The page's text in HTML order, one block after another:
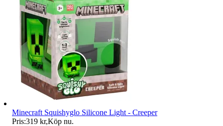
Minecraft Squishyglo Silicone Light - Creeper
Pris:319 kr,Köp nu.